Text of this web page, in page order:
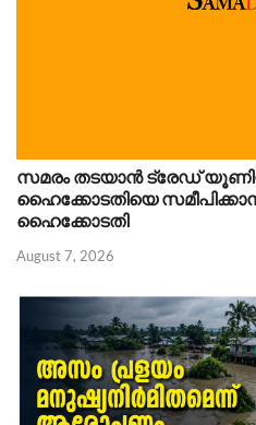
സമരം തടയാൻ ട്രേഡ്
ഹൈക്കോടതിയെ
ഹൈക്കോടതി
August 7, 2026